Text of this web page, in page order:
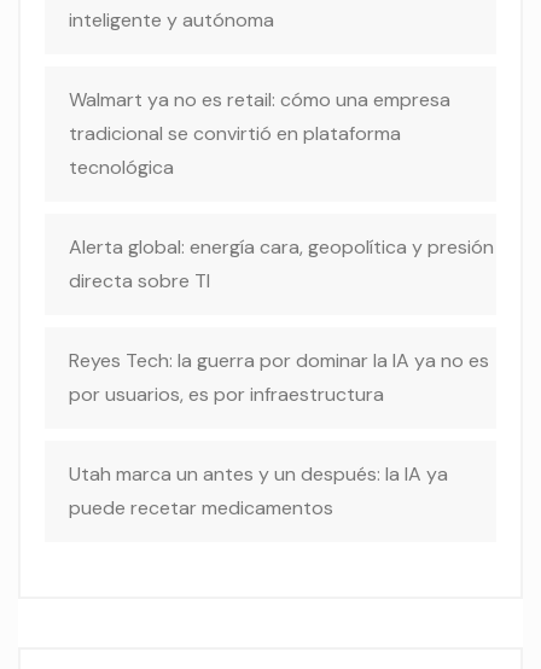
inteligente y autónoma
Walmart ya no es retail: cómo una empresa
tradicional se convirtió en plataforma
tecnológica
Alerta global: energía cara, geopolítica y presión
directa sobre TI
Reyes Tech: la guerra por dominar la IA ya no es
por usuarios, es por infraestructura
Utah marca un antes y un después: la IA ya
puede recetar medicamentos